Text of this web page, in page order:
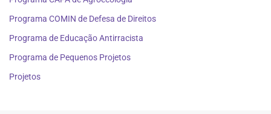
Programa COMIN de Defesa de Direitos
Programa de Educação Antirracista
Programa de Pequenos Projetos
Projetos